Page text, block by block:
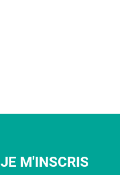
JE M'INSCRIS